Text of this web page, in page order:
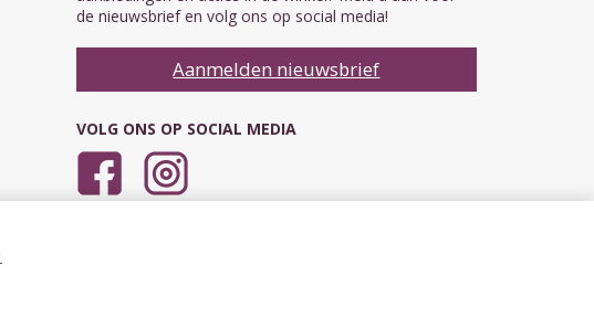
de nieuwsbrief en volg ons op social media!
Aanmelden nieuwsbrief
VOLG ONS OP SOCIAL MEDIA